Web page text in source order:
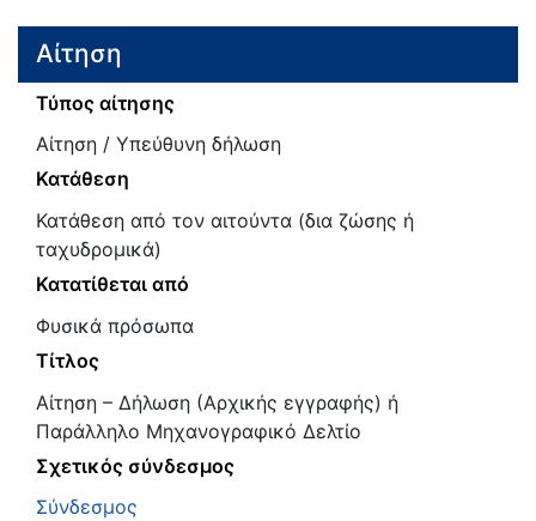
Αίτηση
Τύπος αίτησης
Αίτηση / Υπεύθυνη δήλωση
Κατάθεση
Κατάθεση από τον αιτούντα (δια ζώσης ή
ταχυδρομικά)
Κατατίθεται από
Φυσικά πρόσωπα
Τίτλος
Αίτηση – Δήλωση (Αρχικής εγγραφής) ή
Παράλληλο Μηχανογραφικό Δελτίο
Σχετικός σύνδεσμος
Σύνδεσμος